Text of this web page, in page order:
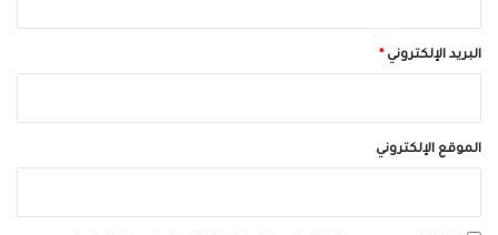
البريد الإلكتروني*
الموقع الإلكتروني